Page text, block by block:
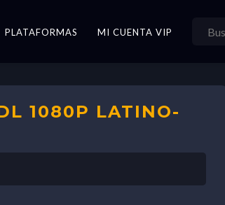
PLATAFORMAS MI CUENTA VIP
1080P LATINO-